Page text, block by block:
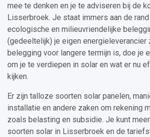
mee te denken en je te adviseren bij de
Lisserbroek. Je staat immers aan de rand
ecologische en milieuvriendelijke
(gedeeltelijk) je eigen energieleverancier
belegging voor langere termijn is, doe je
om je te verdiepen in solar en wat er nu
kijken.
Er zijn talloze soorten solar panelen,
installatie en andere zaken om rekening
zoals belasting en subsidie. Je kunt
soorten solar in Lisserbroek en de